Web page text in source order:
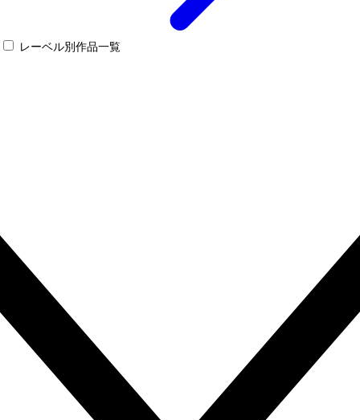
レーベル別作品一覧